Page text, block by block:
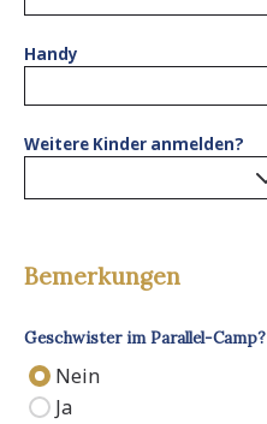
Handy
Weitere Kinder anmelden?
Bemerkungen
Geschwister im Parallel-Camp?
Nein
Ja